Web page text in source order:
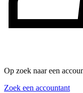
Op zoek naar een
Zoek een accountant